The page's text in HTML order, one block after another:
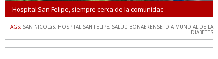
Hospital San Felipe, siempre cerca de la comunidad
TAGS: SAN NICOLáS, HOSPITAL SAN FELIPE, SALUD BONAERENSE, DíA MUNDIAL DE LA
DIABETES